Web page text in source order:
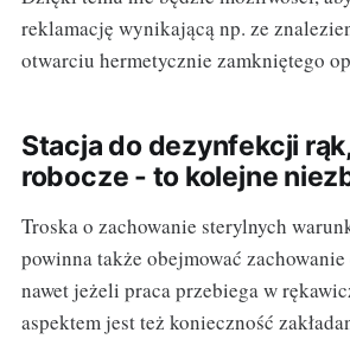
reklamację wynikającą np. ze
otwarciu hermetycznie zamkniętego
Stacja do dezynfekcji
robocze - to kolejne
Troska o zachowanie sterylnych
powinna także obejmować
nawet jeżeli praca przebiega w
aspektem jest też konieczność